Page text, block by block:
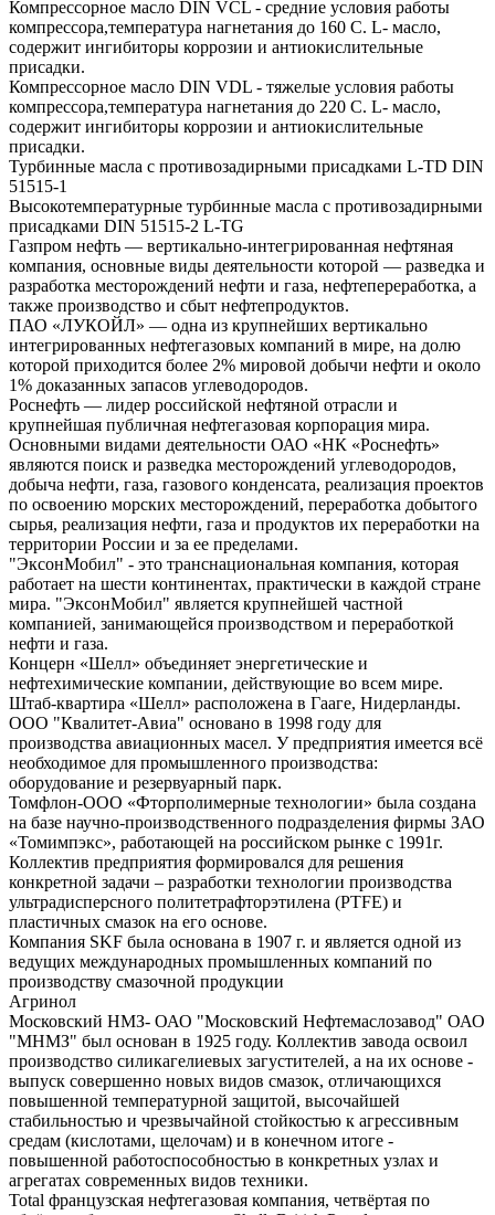
Компрессорное масло DIN VCL - средние условия работы
компрессора,температура нагнетания до 160 С. L- масло,
содержит ингибиторы коррозии и антиокислительные
присадки.
Компрессорное масло DIN VDL - тяжелые условия работы
компрессора,температура нагнетания до 220 С. L- масло,
содержит ингибиторы коррозии и антиокислительные
присадки.
Турбинные масла с противозадирными присадками L-TD DIN
51515-1
Высокотемпературные турбинные масла с противозадирными
присадками DIN 51515-2 L-TG
Газпром нефть — вертикально-интегрированная нефтяная
компания, основные виды деятельности которой — разведка и
разработка месторождений нефти и газа, нефтепереработка, а
также производство и сбыт нефтепродуктов.
ПАО «ЛУКОЙЛ» — одна из крупнейших вертикально
интегрированных нефтегазовых компаний в мире, на долю
которой приходится более 2% мировой добычи нефти и около
1% доказанных запасов углеводородов.
Роснефть — лидер российской нефтяной отрасли и
крупнейшая публичная нефтегазовая корпорация мира.
Основными видами деятельности ОАО «НК «Роснефть»
являются поиск и разведка месторождений углеводородов,
добыча нефти, газа, газового конденсата, реализация проектов
по освоению морских месторождений, переработка добытого
сырья, реализация нефти, газа и продуктов их переработки на
территории России и за ее пределами.
"ЭксонМобил" - это транснациональная компания, которая
работает на шести континентах, практически в каждой стране
мира. "ЭксонМобил" является крупнейшей частной
компанией, занимающейся производством и переработкой
нефти и газа.
Концерн «Шелл» объединяет энергетические и
нефтехимические компании, действующие во всем мире.
Штаб-квартира «Шелл» расположена в Гааге, Нидерланды.
ООО "Квалитет-Авиа" основано в 1998 году для
производства авиационных масел. У предприятия имеется всё
необходимое для промышленного производства:
оборудование и резервуарный парк.
Томфлон-ООО «Фторполимерные технологии» была создана
на базе научно-производственного подразделения фирмы ЗАО
«Томимпэкс», работающей на российском рынке с 1991г.
Коллектив предприятия формировался для решения
конкретной задачи – разработки технологии производства
ультрадисперсного политетрафторэтилена (PTFE) и
пластичных смазок на его основе.
Компания SKF была основана в 1907 г. и является одной из
ведущих международных промышленных компаний по
производству смазочной продукции
Агринол
Московский НМЗ- ОАО "Московский Нефтемаслозавод" ОАО
"МНМЗ" был основан в 1925 году. Коллектив завода освоил
производство силикагелиевых загустителей, а на их основе -
выпуск совершенно новых видов смазок, отличающихся
повышенной температурной защитой, высочайшей
стабильностью и чрезвычайной стойкостью к агрессивным
средам (кислотами, щелочам) и в конечном итоге -
повышенной работоспособностью в конкретных узлах и
агрегатах современных видов техники.
Total французская нефтегазовая компания, четвёртая по